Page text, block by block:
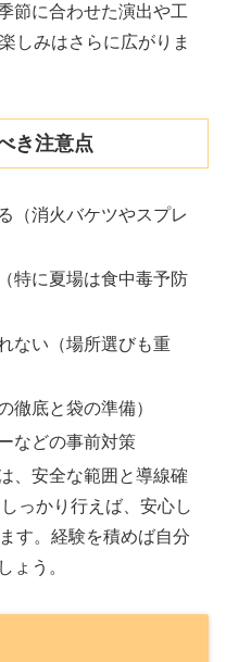
節に合わせた演出や工
しみはさらに広がりま
き注意点
（消火バケツやスプレ
特に夏場は食中毒予防
ない（場所選びも重
徹底と袋の準備）
などの事前対策
、安全な範囲と導線確
っかり行えば、安心し
す。経験を積めば自分
ょう。